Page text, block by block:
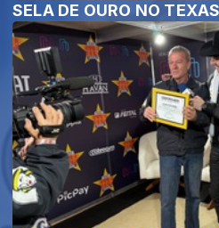
SELA DE OURO NO TEXAS